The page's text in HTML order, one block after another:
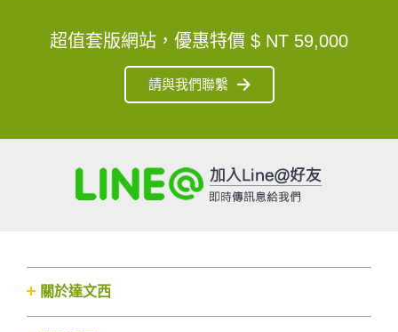
超值套版網站，優惠特價 $ NT 59,000
請與我們聯繫
關於達文西